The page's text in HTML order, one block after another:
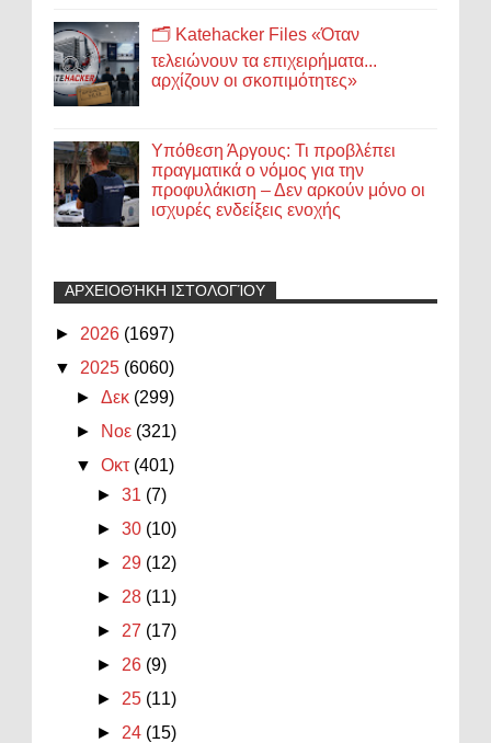
🗂️ Katehacker Files «Όταν
τελειώνουν τα επιχειρήματα...
αρχίζουν οι σκοπιμότητες»
Υπόθεση Άργους: Τι προβλέπει
πραγματικά ο νόμος για την
προφυλάκιση – Δεν αρκούν μόνο οι
ισχυρές ενδείξεις ενοχής
ΑΡΧΕΙΟΘΉΚΗ ΙΣΤΟΛΟΓΊΟΥ
► 2026 (1697)
▼ 2025 (6060)
►Δεκ (299)
►
Νοε (321)
▼Οκτ (401)
►31 (7)
►30 (10)
► 29 (12)
► 28 (11)
► 27 (17)
► 26 (9)
► 25 (11)
► 24 (15)